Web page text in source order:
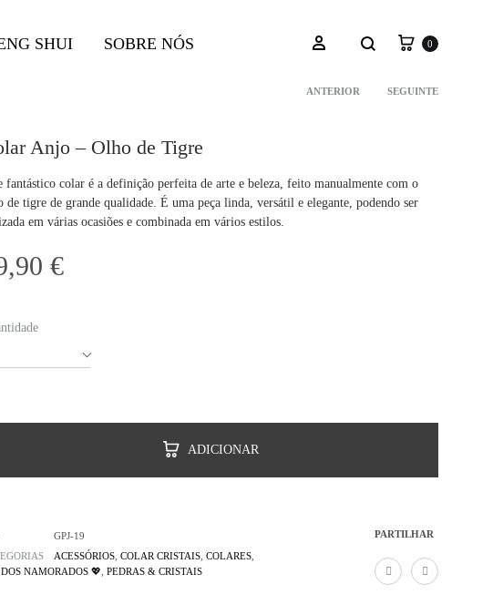
SHUI SOBRE NÓS Iniciar sessão
PesquisarCarrinho
0
produto
ANTERIOR SEGUINTE
Anjo – Olho de Tigre
fantástico colar é a definição perfeita de arte e beleza, feito manualmente com o
de tigre de grande qualidade. É uma peça linda, versátil e elegante, podendo ser
em várias ocasiões e combinada em vários estilos.
€
ADICIONAR
PARTILHAR
GPJ-19
ACESSÓRIOS COLAR CRISTAIS COLARES
NAMORADOS 💖 PEDRAS & CRISTAIS